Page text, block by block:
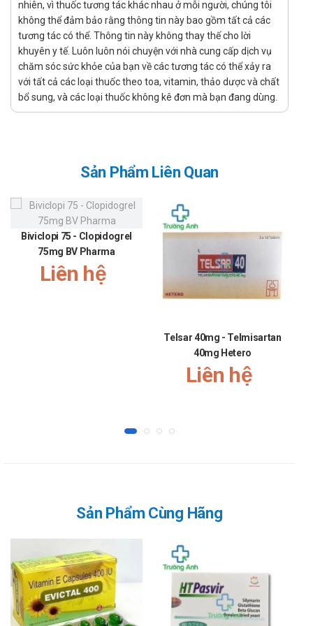
Khi sử dụng cùng với các thuốc khác:
Dùng cùng erythromycin: Nếu bệnh nhân đang dùng
thuốc này đồng thời với erythromycin, liều dùng không
được vượt quá 1mg mỗi ngày.
Dùng cùng rifampin: Khi sử dụng cùng với rifampin, liều
dùng không được vượt quá 2mg mỗi ngày.
Tương tác
nồng độ cao hơn trong máu.
Kết hợp với Apsentio 4mg có thể tăng nguy cơ mắc các
vấn đề về cơ, bao gồm bệnh cơ và tiêu cơ vân, có thể dẫn
đến suy thận.
Ciclosporin: Sử dụng cùng Pitavastatin có thể làm tăng
đáng kể nồng độ thuốc trong máu, tăng nguy cơ tác dụng
Các lựa chọn thay thế Apsentio 4mg
Vasitimb 10mg/20mg Tablets KRKA
giúp giảm cholesterol và triglyceride trong máu.
Các thuốc này đều thuộc nhóm statin, có cơ chế hoạt
động tương tự Pitavastatin, và có thể được xem xét như
các lựa chọn thay thế phù hợp.
Lời khuyên về dinh dưỡng
nhiên, vì thuốc tương tác khác nhau ở mỗi người, chúng tôi
không thể đảm bảo rằng thông tin này bao gồm tất cả các
tương tác có thể. Thông tin này không thay thế cho lời
khuyên y tế. Luôn luôn nói chuyện với nhà cung cấp dịch vụ
chăm sóc sức khỏe của bạn về các tương tác có thể xảy ra
với tất cả các loại thuốc theo toa, vitamin, thảo dược và chất
bổ sung, và các loại thuốc không kê đơn mà bạn đang dùng.
Sản Phẩm Liên Quan
Biviclopi 75 - Clopidogrel
75mg BV Pharma
Liên hệ
Telsar 40mg - Telmisartan
40mg Hetero
Liên hệ
Sản Phẩm Cùng Hãng